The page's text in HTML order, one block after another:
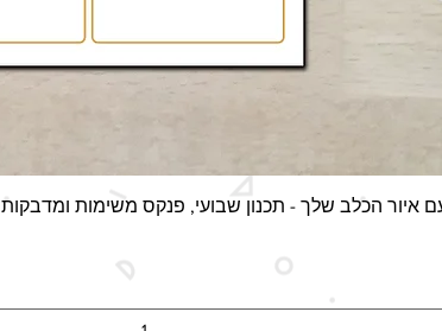
תצוגה מהירה
איור הכלב שלך - תכנון שבועי, פנקס משימות ומדבקות